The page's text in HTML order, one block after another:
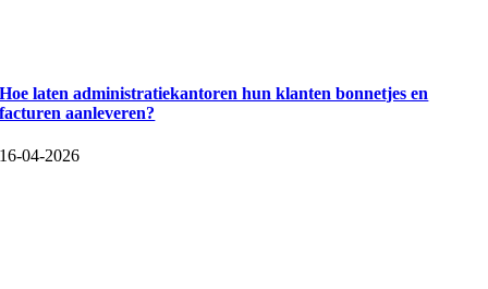
Hoe laten administratiekantoren hun klanten bonnetjes en
facturen aanleveren?
16-04-2026